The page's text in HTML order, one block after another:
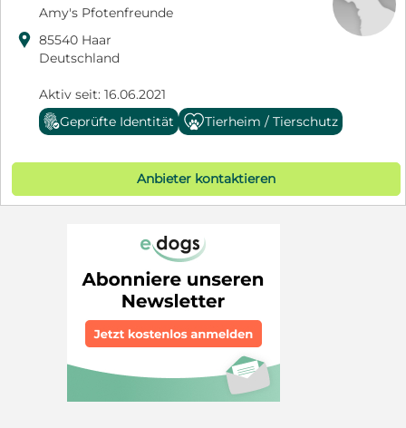
Amy's Pfotenfreunde
 85540 Haar
Deutschland
Aktiv seit: 16.06.2021
Geprüfte Identität
Tierheim / Tierschutz
Anbieter kontaktieren